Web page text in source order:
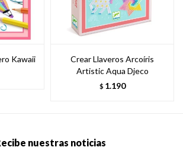
Kawaii
Crear Llaveros Arcoíris
Artistic Aqua Djeco
$ 1.190
nuestras noticias